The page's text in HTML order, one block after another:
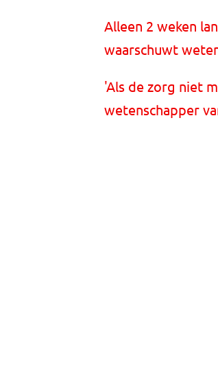
Alleen 2 weken
waarschuwt
'Als de zorg niet
wetenschapper